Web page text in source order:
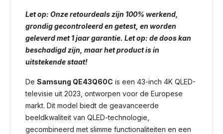
Let op: Onze retourdeals zijn 100% werkend,
grondig gecontroleerd en getest, en worden
geleverd met 1 jaar garantie. Let op: de doos kan
beschadigd zijn, maar het product is in
uitstekende staat!
De Samsung QE43Q60C is een 43-inch 4K QLED-
televisie uit 2023, ontworpen voor de Europese
markt. Dit model biedt de geavanceerde
beeldkwaliteit van QLED-technologie,
gecombineerd met slimme functionaliteiten en een